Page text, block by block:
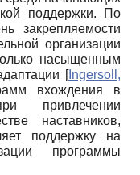
поддержки. По
закрепляемости
организации
насыщенным
[Ingersoll,
вхождения в
привлечении
наставников,
поддержку на
программы